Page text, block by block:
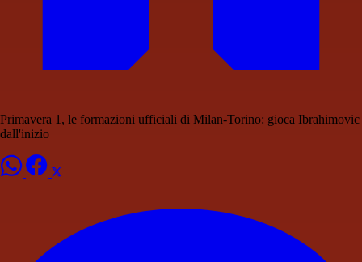
Primavera 1, le formazioni ufficiali di Milan-Torino: gioca Ibrahimovic
dall'inizio